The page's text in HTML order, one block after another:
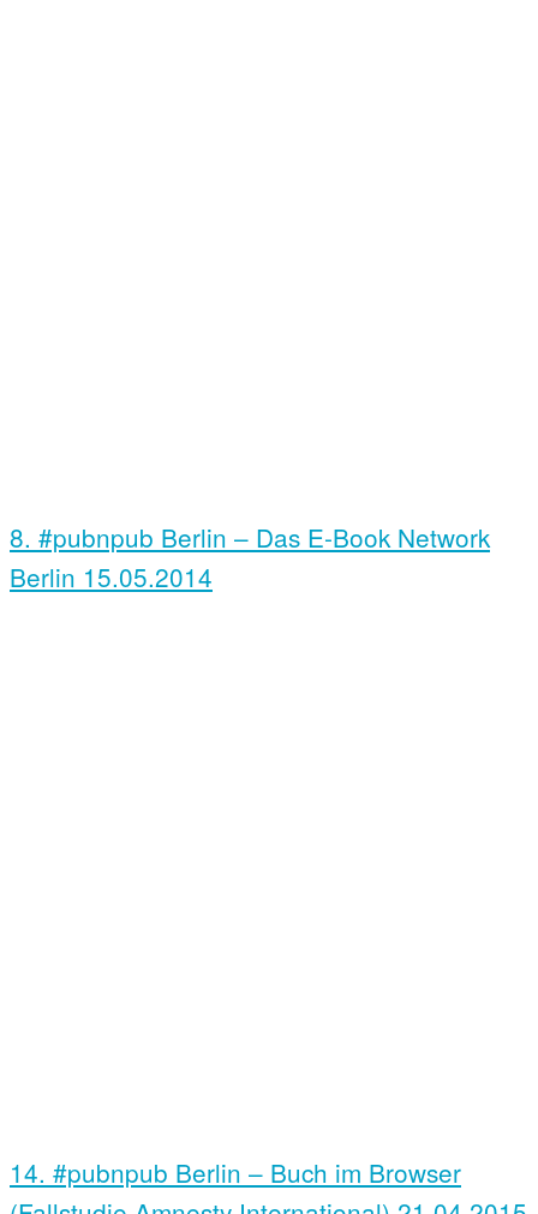
8. #pubnpub Berlin – Das E-Book Network
Berlin 15.05.2014
14. #pubnpub Berlin – Buch im Browser